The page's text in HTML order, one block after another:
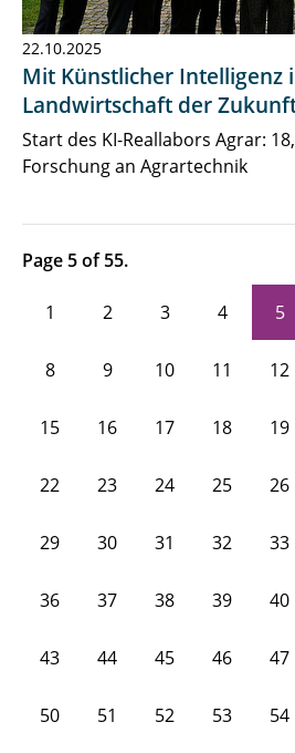
22.10.2025
Mit Künstlicher Intelligenz
Landwirtschaft der
Start des KI-Reallabors Agrar:
Forschung an Agrartechnik
Page 5 of 55.
1 2 3 4 5
8 9 10 11 12
15 16 17 18 19
22 23 24 25 26
29 30 31 32 33
36 37 38 39 40
43 44 45 46 47
50 51 52 53 54